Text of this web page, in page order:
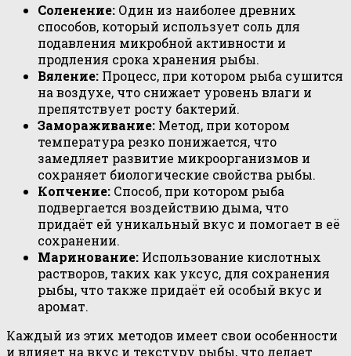
Соленение: Один из наиболее древних
способов, который использует соль для
подавления микробной активности и
продления срока хранения рыбы.
Вяление: Процесс, при котором рыба сушится
на воздухе, что снижает уровень влаги и
препятствует росту бактерий.
Замораживание: Метод, при котором
температура резко понижается, что
замедляет развитие микроорганизмов и
сохраняет биологические свойства рыбы.
Копчение: Способ, при котором рыба
подвергается воздействию дыма, что
придаёт ей уникальный вкус и помогает в её
сохранении.
Маринование: Использование кислотных
растворов, таких как уксус, для сохранения
рыбы, что также придаёт ей особый вкус и
аромат.
Каждый из этих методов имеет свои особенности
и влияет на вкус и текстуру рыбы, что делает